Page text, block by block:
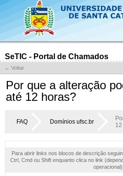
SeTIC - Portal de Chamados
← Voltar
Por que a alteração
até 12 horas?
FAQ Domínios ufsc.br
Para abrir links nos blocos de descrição
Ctrl, Cmd ou Shift enquanto clica no link
operacional).